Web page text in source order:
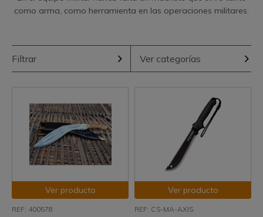
como arma, como herramienta en las operaciones militares.
Filtrar Ver categorías
Ver producto
REF: 400578
Ver producto
REF: CS-MA-AXIS